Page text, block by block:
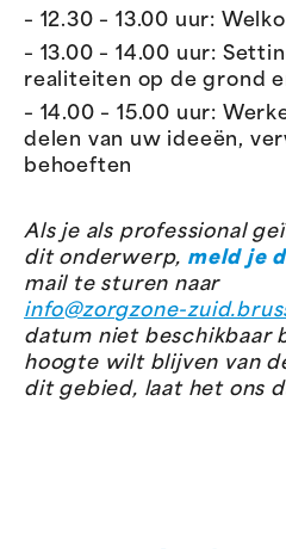
– 12.30 – 13.00 uur:
– 13.00 – 14.00 uur:
realiteiten op de grond
– 14.00 – 15.00 uur:
delen van uw ideeën,
behoeften
Als je als professional
dit onderwerp, meld je
mail te sturen naar
info@zorgzone-
datum niet beschikbaar
hoogte wilt blijven van
dit gebied, laat het ons